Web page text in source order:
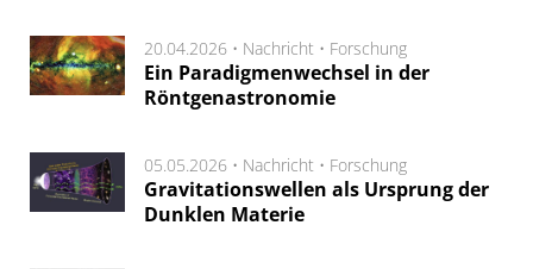
20.04.2026 • Nachricht • Forschung
Ein Paradigmenwechsel in der
Röntgenastronomie
05.05.2026 • Nachricht • Forschung
Gravitationswellen als Ursprung der
Dunklen Materie